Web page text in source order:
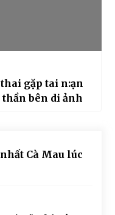
gặp tai n:ạn
bên di ảnh
Cà Mau lúc